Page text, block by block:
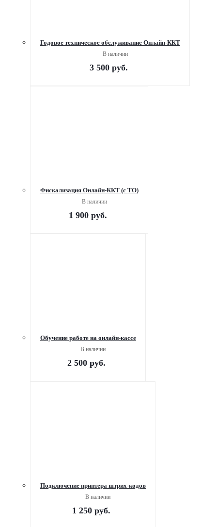
Годовое техническое обслуживание Онлайн-ККТ
В наличии
3 500руб.
Фискализация Онлайн-ККТ (с ТО)
В наличии
1 900руб.
Обучение работе на онлайн-кассе
В наличии
2 500 руб.
Подключение принтера штрих-кодов
В наличии
1 250 руб.